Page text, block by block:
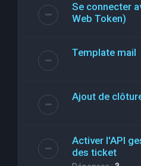
Se connecter
Web Token)
Template mail
Ajout de
Activer l'API
des ticket